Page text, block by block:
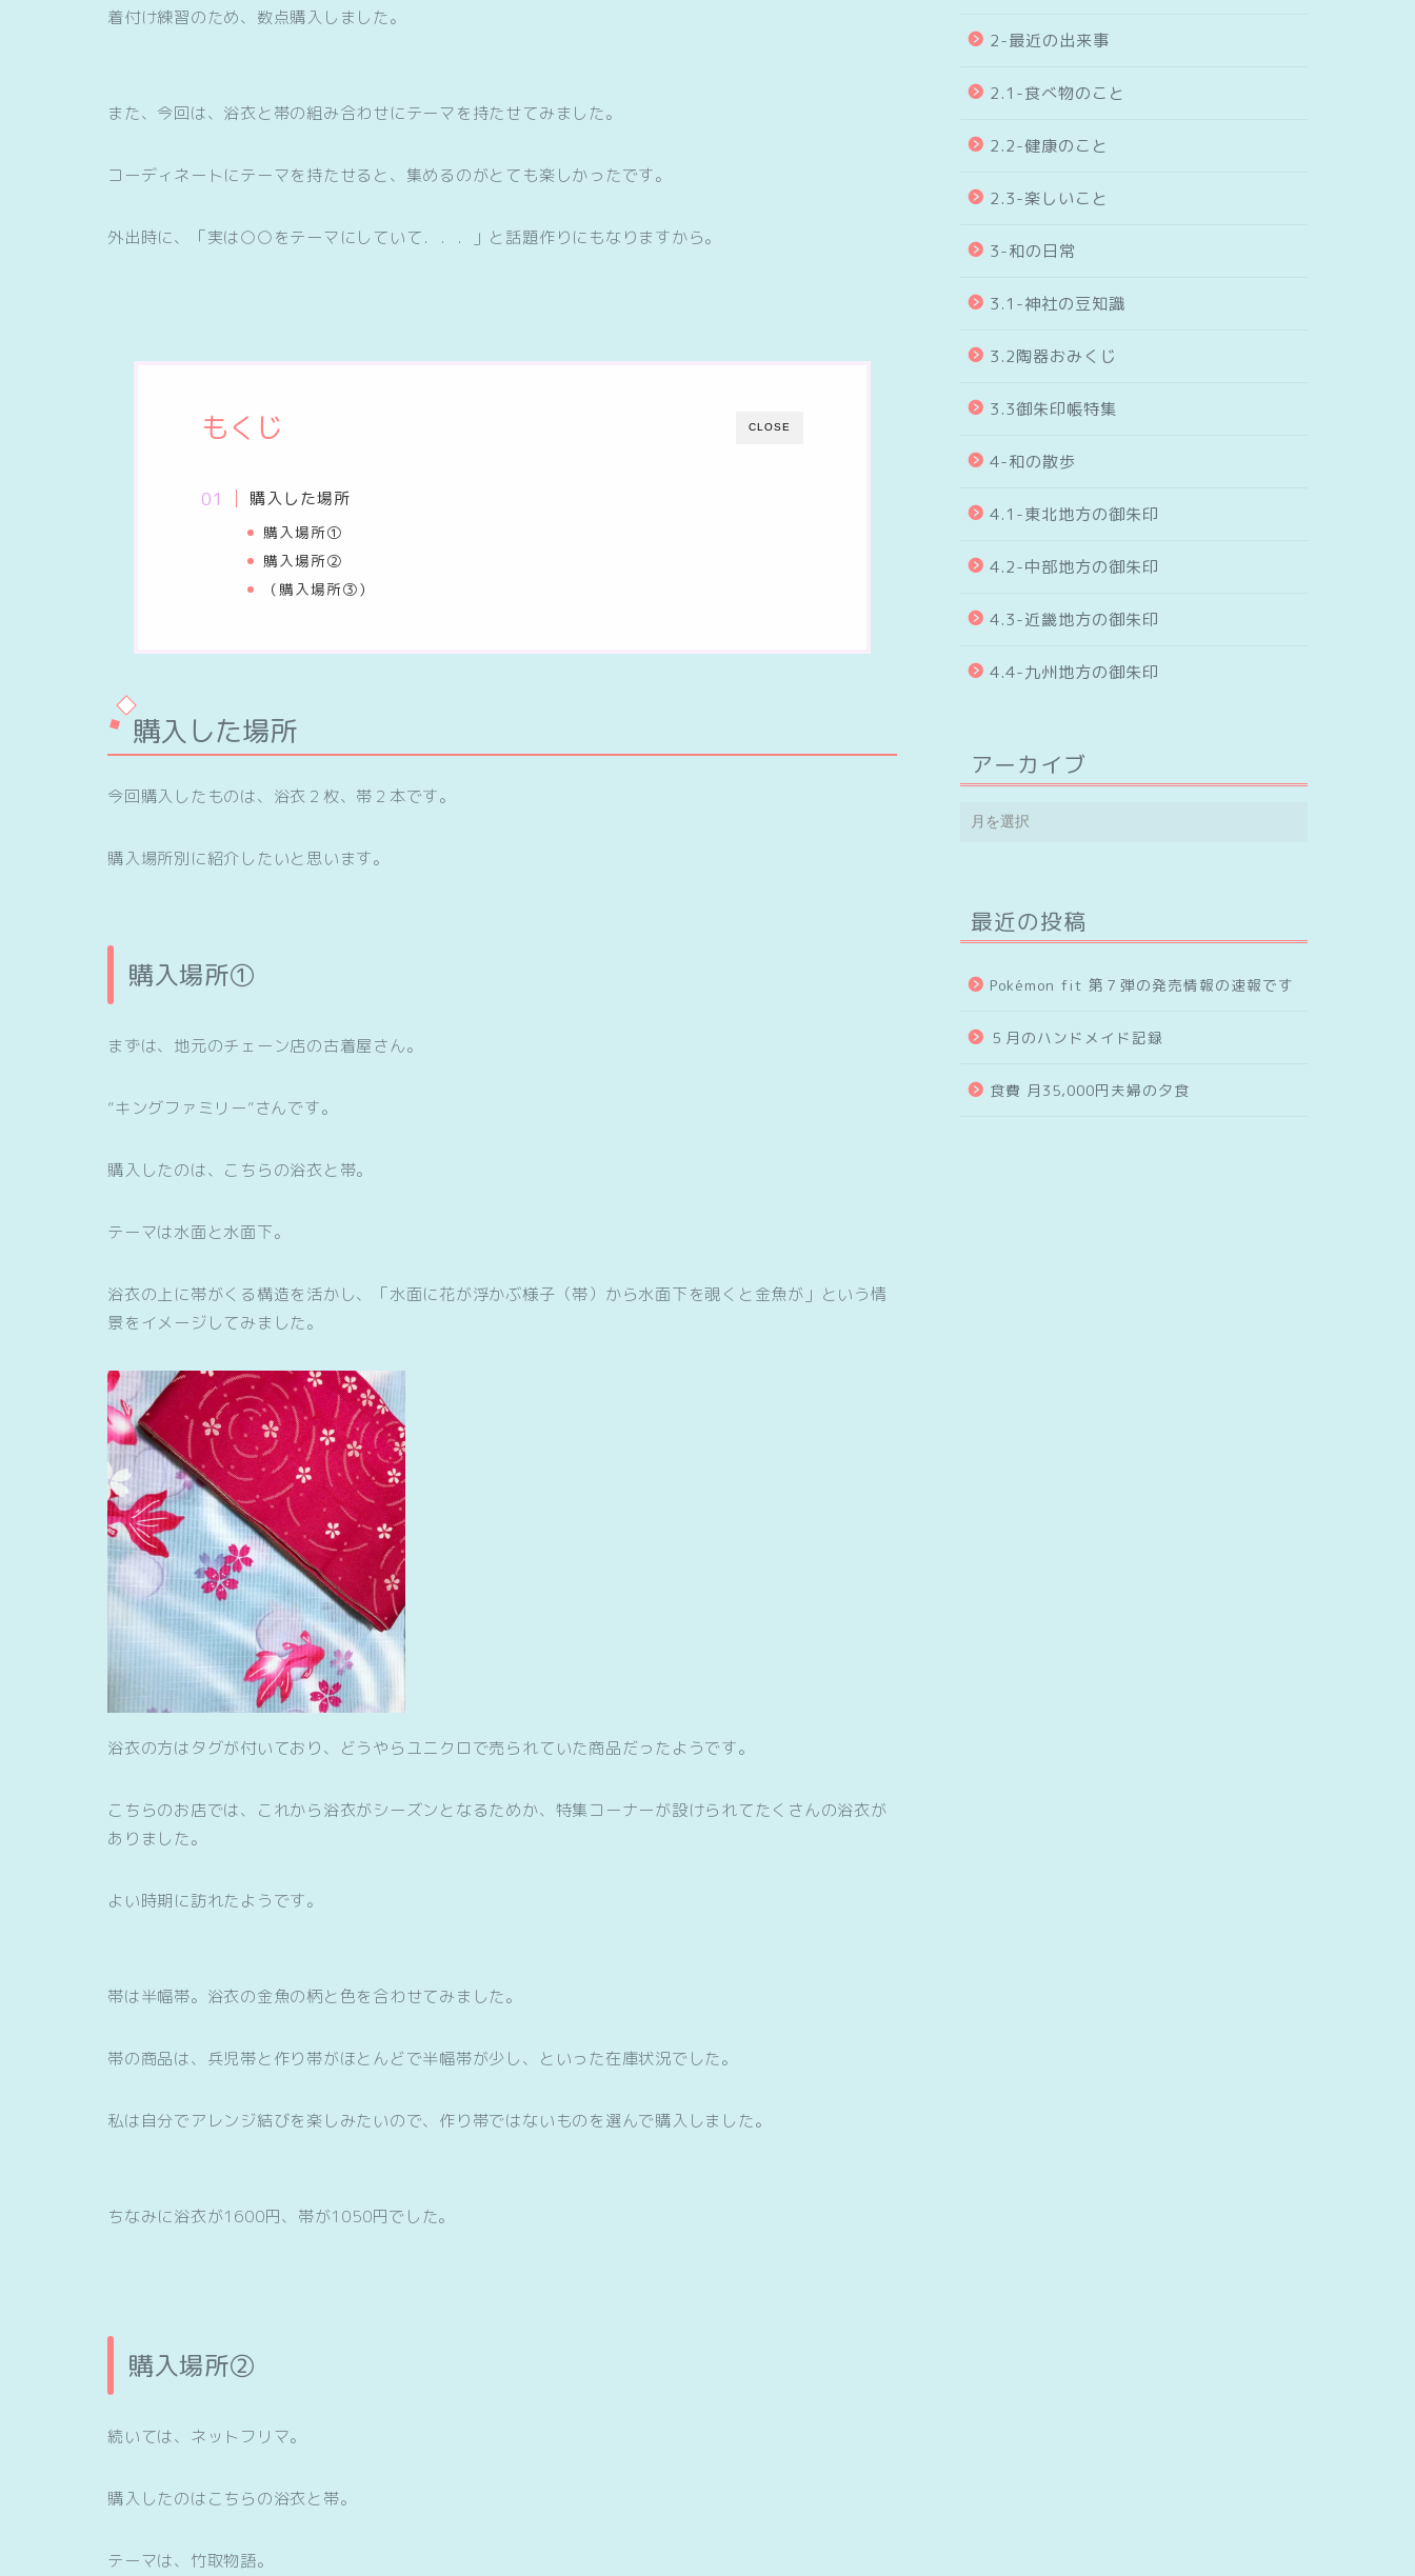
着付け練習のため、数点購入しました。
また、今回は、浴衣と帯の組み合わせにテーマを持たせてみました。
コーディネートにテーマを持たせると、集めるのがとても楽しかったです。
外出時に、「実は○○をテーマにしていて．．．」と話題作りにもなりますから。
CLOSE
もくじ
購入した場所
購入場所①
購入場所②
（購入場所③）
購入した場所
今回購入したものは、浴衣２枚、帯２本です。
購入場所別に紹介したいと思います。
購入場所①
まずは、地元のチェーン店の古着屋さん。
”キングファミリー”さんです。
購入したのは、こちらの浴衣と帯。
テーマは水面と水面下。
浴衣の上に帯がくる構造を活かし、「水面に花が浮かぶ様子（帯）から水面下を覗くと金魚が」という情
景をイメージしてみました。
浴衣の方はタグが付いており、どうやらユニクロで売られていた商品だったようです。
こちらのお店では、これから浴衣がシーズンとなるためか、特集コーナーが設けられてたくさんの浴衣が
ありました。
よい時期に訪れたようです。
帯は半幅帯。浴衣の金魚の柄と色を合わせてみました。
帯の商品は、兵児帯と作り帯がほとんどで半幅帯が少し、といった在庫状況でした。
私は自分でアレンジ結びを楽しみたいので、作り帯ではないものを選んで購入しました。
ちなみに浴衣が1600円、帯が1050円でした。
購入場所②
続いては、ネットフリマ。
購入したのはこちらの浴衣と帯。
テーマは、竹取物語。
2-最近の出来事
2.1-食べ物のこと
2.2-健康のこと
2.3-楽しいこと
3-和の日常
3.1-神社の豆知識
3.2陶器おみくじ
3.3御朱印帳特集
4-和の散歩
4.1-東北地方の御朱印
4.2-中部地方の御朱印
4.3-近畿地方の御朱印
4.4-九州地方の御朱印
アーカイブ
最近の投稿
Pokémon fit 第７弾の発売情報の速報です
５月のハンドメイド記録
食費 月35,000円夫婦の夕食